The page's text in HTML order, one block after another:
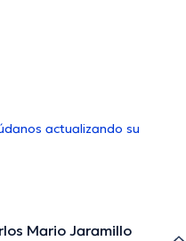
actualizando su
Mario Jaramillo